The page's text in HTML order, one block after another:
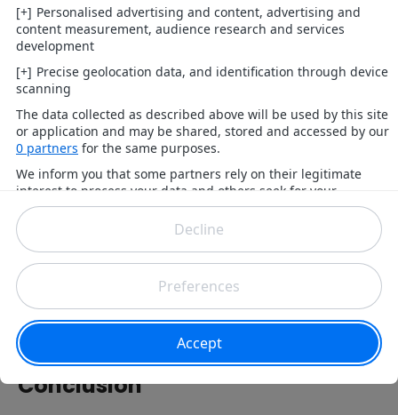
La meilleure recette des tomates farcies
Mais ce n’est pas tout. Ce qui surprend, c’est sa
méthode de cuisson. Oubliez les fours trop chauds !
Hélène Darroze opte pour une cuisson lente à 160°C
pendant une heure. Cette température préserve la
forme des tomates tout en développant des arômes
incroyables. Et il y a ce petit truc peu connu : laisser
reposer 10 minutes après la cuisson. Cette pause
permet aux jus de se répartir. Un détail qui change
tout !
Pour finir, la cheffe recommande un filet d’huile d’olive
de qualité avant de servir. Cette touche sublime les
saveurs et donne aux tomates un aspect brillant. Ces
astuces, simples en apparence, transforment le plat.
Résultat : des tomates farcies dignes d’un restaurant
étoilé, tout en gardant l’authenticité d’un bon plat
familial. C’est ça, le génie d’Hélène Darroze !
Conclusion